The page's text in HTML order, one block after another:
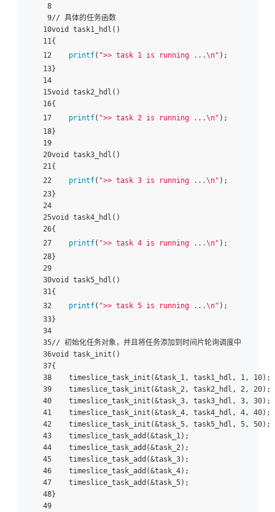
8
9// 具体的任务函数
10void task1_hdl()
11{
12 printf( ">> task 1 is running ...\n" );
13}
14
15void task2_hdl()
16{
17 printf( ">> task 2 is running ...\n" );
18}
19
20void task3_hdl()
21{
22 printf( ">> task 3 is running ...\n" );
23}
24
25void task4_hdl()
26{
27 printf( ">> task 4 is running ...\n" );
28}
29
30void task5_hdl()
31{
32 printf( ">> task 5 is running ...\n" );
33}
34
35// 初始化任务对象，并且将任务添加到时间片轮询调度中
36void task_init()
37{
38    timeslice_task_init(&task_1, task1_hdl, 1, 10);
39    timeslice_task_init(&task_2, task2_hdl, 2, 20);
40    timeslice_task_init(&task_3, task3_hdl, 3, 30);
41    timeslice_task_init(&task_4, task4_hdl, 4, 40);
42    timeslice_task_init(&task_5, task5_hdl, 5, 50);
43    timeslice_task_add(&task_1);
44    timeslice_task_add(&task_2);
45    timeslice_task_add(&task_3);
46    timeslice_task_add(&task_4);
47    timeslice_task_add(&task_5);
48}
49